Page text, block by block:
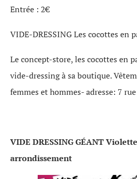
Entrée : 2€
VIDE-DRESSING Les cocottes en
Le concept-store, les cocottes en
vide-dressing à sa boutique.
femmes et hommes- adresse: 7
VIDE DRESSING GÉANT
arrondissement